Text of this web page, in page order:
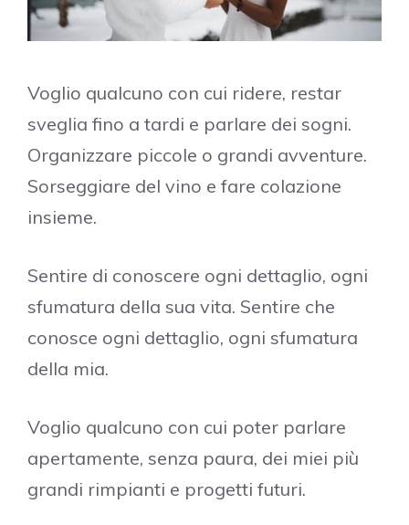
Voglio qualcuno con cui ridere, restar
sveglia fino a tardi e parlare dei sogni.
Organizzare piccole o grandi avventure.
Sorseggiare del vino e fare colazione
insieme.
Sentire di conoscere ogni dettaglio, ogni
sfumatura della sua vita. Sentire che
conosce ogni dettaglio, ogni sfumatura
della mia.
Voglio qualcuno con cui poter parlare
apertamente, senza paura, dei miei più
grandi rimpianti e progetti futuri.